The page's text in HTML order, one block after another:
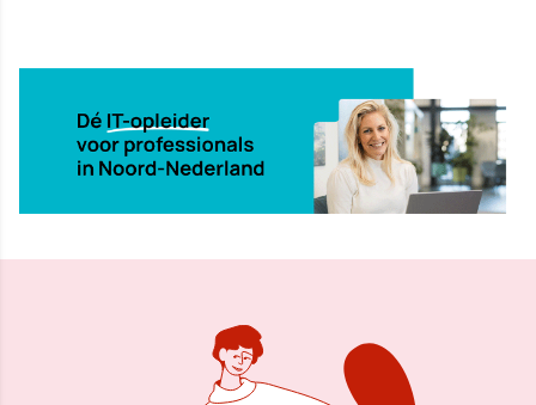
23 dec 2008, 10:15